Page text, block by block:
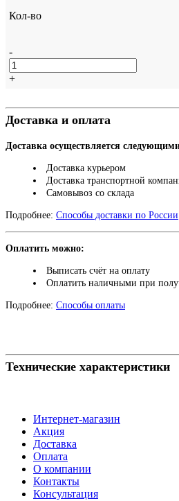
Кол-во
-
+
Доставка и оплата
Доставка осуществляется
Доставка курьером
Доставка транспортной
Самовывоз со склада
Подробнее: Способы доставки по России
Оплатить можно:
Выписать счёт на оплату
Оплатить наличными при
Подробнее: Способы оплаты
Технические характеристики
Интернет-магазин
Акция
Доставка
Оплата
О компании
Контакты
Консультация